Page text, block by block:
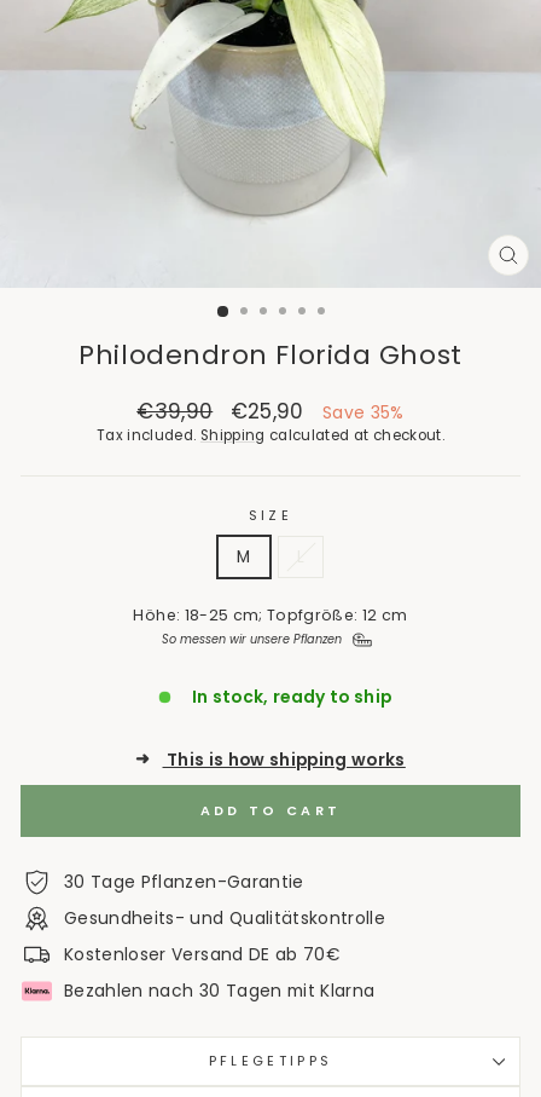
Philodendron Florida Ghost
Regular
price
€39,90
Sale
price
€25,90 Save 35%
Tax included. Shipping calculated at checkout.
SIZE
M
Höhe: 18-25 cm; Topfgröße: 12 cm
So messen wir unsere Pflanzen
In stock, ready to ship
➜ This is how shipping works
ADD TO CART
30 Tage Pflanzen-Garantie
Gesundheits- und Qualitätskontrolle
Kostenloser Versand DE ab 70€
Bezahlen nach 30 Tagen mit Klarna
PFLEGETIPPS